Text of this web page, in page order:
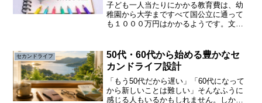
子ども一人当たりにかかる教育費は、幼
稚園から大学まですべて国公立に通って
も１０００万円はかかるようです。文部
育費は、小学校で約３５万円、中学校、
高校は約５０万円弱です。
セカンドライフ
50代・60代から始める豊かなセ
カンドライフ設計
「もう50代だから遅い」「60代になって
から新しいことは難しい」そんなふうに
感じる人もいるかもしれません。しか